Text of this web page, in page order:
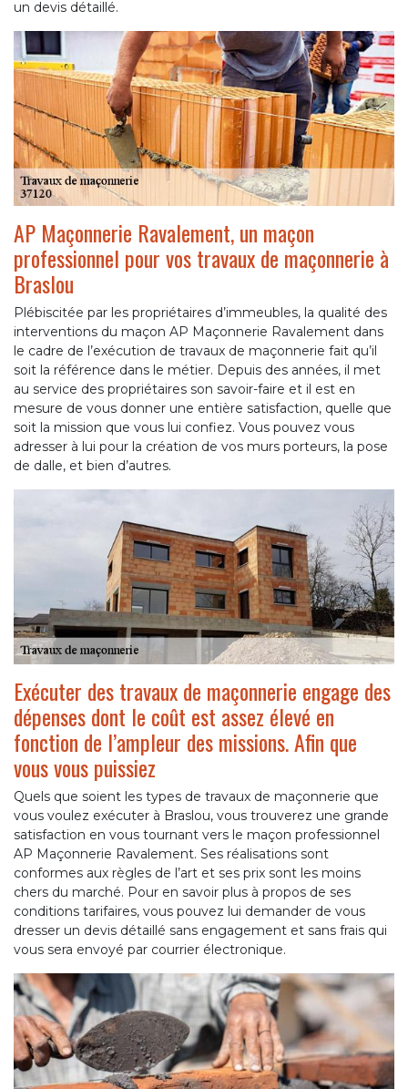
un devis détaillé.
AP Maçonnerie Ravalement, un maçon
professionnel pour vos travaux de maçonnerie à
Braslou
Plébiscitée par les propriétaires d’immeubles, la qualité des
interventions du maçon AP Maçonnerie Ravalement dans
le cadre de l’exécution de travaux de maçonnerie fait qu’il
soit la référence dans le métier. Depuis des années, il met
au service des propriétaires son savoir-faire et il est en
mesure de vous donner une entière satisfaction, quelle que
soit la mission que vous lui confiez. Vous pouvez vous
adresser à lui pour la création de vos murs porteurs, la pose
de dalle, et bien d’autres.
Exécuter des travaux de maçonnerie engage des
dépenses dont le coût est assez élevé en
fonction de l’ampleur des missions. Afin que
vous vous puissiez
Quels que soient les types de travaux de maçonnerie que
vous voulez exécuter à Braslou, vous trouverez une grande
satisfaction en vous tournant vers le maçon professionnel
AP Maçonnerie Ravalement. Ses réalisations sont
conformes aux règles de l’art et ses prix sont les moins
chers du marché. Pour en savoir plus à propos de ses
conditions tarifaires, vous pouvez lui demander de vous
dresser un devis détaillé sans engagement et sans frais qui
vous sera envoyé par courrier électronique.